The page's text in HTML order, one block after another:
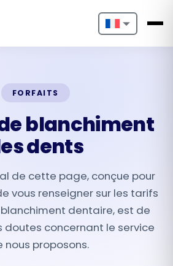
Nederlands
Deutsch
Español
Türkçe
FORFAITS
blanchiment
dents
de cette page, conçue pour
vous renseigner sur les tarifs
dentaire, est de
doutes concernant le service
nous proposons.